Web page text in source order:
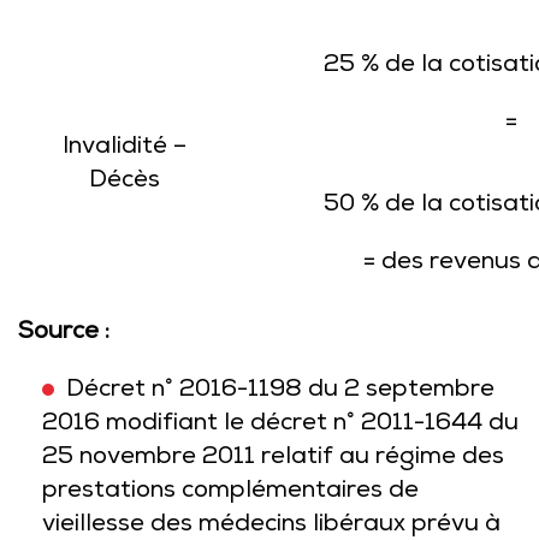
Invalidité –
Décès
25 % de la
=
50 % de la
= des revenus
Source :
Décret n° 2016-1198 du 2 septembre
2016 modifiant le décret n° 2011-1644 du
25 novembre 2011 relatif au régime des
prestations complémentaires de
vieillesse des médecins libéraux prévu à